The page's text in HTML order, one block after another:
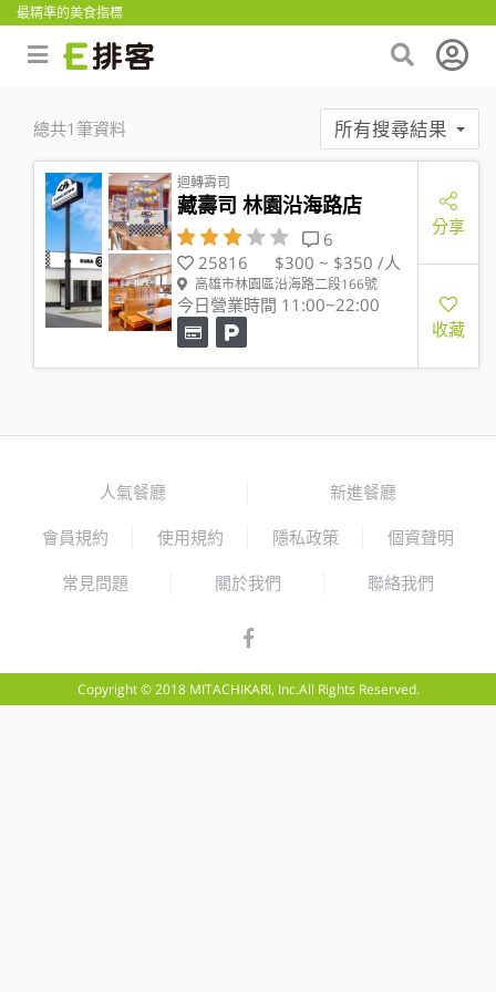
最精準的美食指標
總共1筆資料 所有搜尋結果
迴轉壽司
藏壽司 林園沿海路店
6
25816
$300 ~ $350 /人
高雄市林園區沿海路二段166號
今日營業時間 11:00~22:00
分享
收藏
人氣餐廳 新進餐廳
會員規約 使用規約 隱私政策 個資聲明
常見問題 關於我們 聯絡我們
Copyright © 2018 MITACHIKARI, Inc.All Rights Reserved.